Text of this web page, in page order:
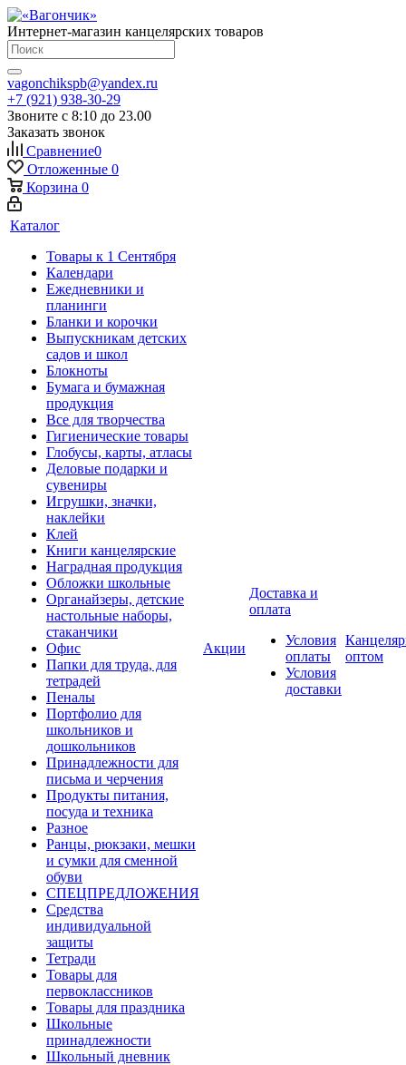
Интернет-магазин канцелярских товаров
vagonchikspb@yandex.ru
+7 (921) 938-30-29
Звоните с 8:10 до 23.00
Заказать звонок
Сравнение0
Отложенные 0
Корзина 0
Каталог
Товары к 1 Сентября
Календари
Ежедневники и
планинги
Бланки и корочки
Выпускникам детских
садов и школ
Блокноты
Бумага и бумажная
продукция
Все для творчества
Гигиенические товары
Глобусы, карты, атласы
Деловые подарки и
сувениры
Игрушки, значки,
наклейки
Клей
Книги канцелярские
Наградная продукция
Обложки школьные
Органайзеры, детские
настольные наборы,
стаканчики
Офис
Папки для труда, для
тетрадей
Пеналы
Портфолио для
школьников и
дошкольников
Принадлежности для
письма и черчения
Продукты питания,
посуда и техника
Разное
Ранцы, рюкзаки, мешки
и сумки для сменной
обуви
СПЕЦПРЕДЛОЖЕНИЯ
Средства
индивидуальной
защиты
Тетради
Товары для
первоклассников
Товары для праздника
Школьные
принадлежности
Школьный дневник
Акции
Доставка и
оплата
Условия
оплаты
Условия
доставки
оптом